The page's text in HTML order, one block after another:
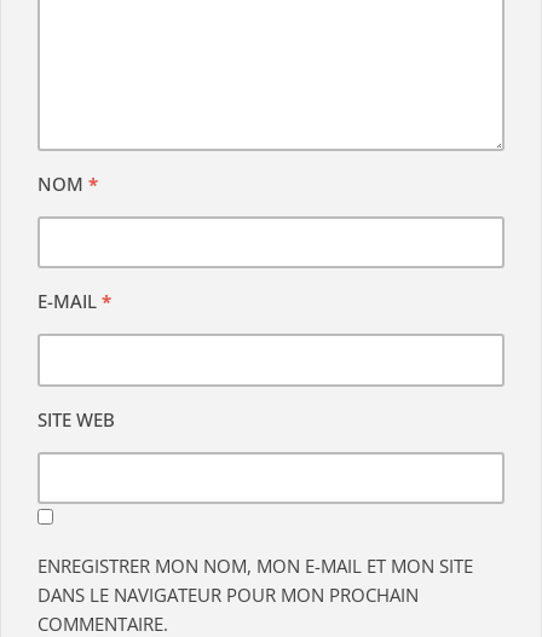
NOM *
E-MAIL *
SITE WEB
ENREGISTRER MON NOM, MON E-MAIL ET MON SITE
DANS LE NAVIGATEUR POUR MON PROCHAIN
COMMENTAIRE.